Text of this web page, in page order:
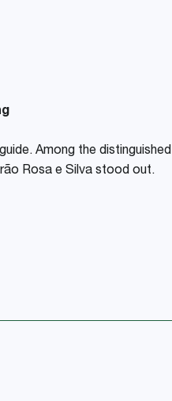
Among the distinguished
Rosa e Silva stood out.